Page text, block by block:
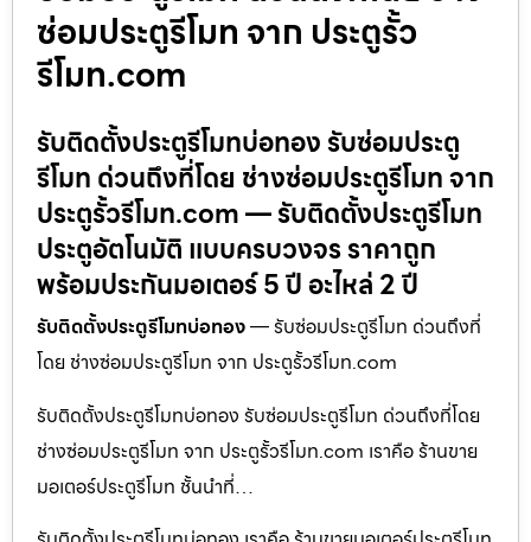
ซ่อมประตูรีโมท จาก ประตูรั้ว
รีโมท.com
รับติดตั้งประตูรีโมทบ่อทอง รับซ่อมประตู
รีโมท ด่วนถึงที่โดย ช่างซ่อมประตูรีโมท จาก
ประตูรั้วรีโมท.com — รับติดตั้งประตูรีโมท
ประตูอัตโนมัติ แบบครบวงจร ราคาถูก
พร้อมประกันมอเตอร์ 5 ปี อะไหล่ 2 ปี
รับติดตั้งประตูรีโมทบ่อทอง— รับซ่อมประตูรีโมท ด่วนถึงที่
โดย ช่างซ่อมประตูรีโมท จาก ประตูรั้วรีโมท.com
รับติดตั้งประตูรีโมทบ่อทอง รับซ่อมประตูรีโมท ด่วนถึงที่โดย
ช่างซ่อมประตูรีโมท จาก ประตูรั้วรีโมท.com เราคือ ร้านขาย
มอเตอร์ประตูรีโมท ชั้นนำที่…